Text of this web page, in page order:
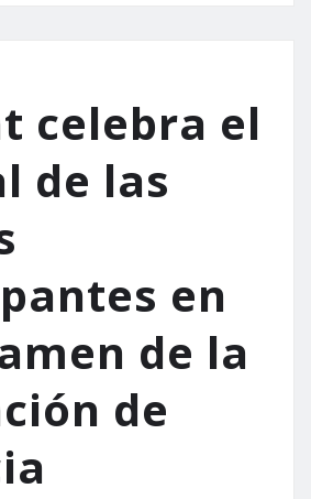
celebra el
de las
en
de la
de